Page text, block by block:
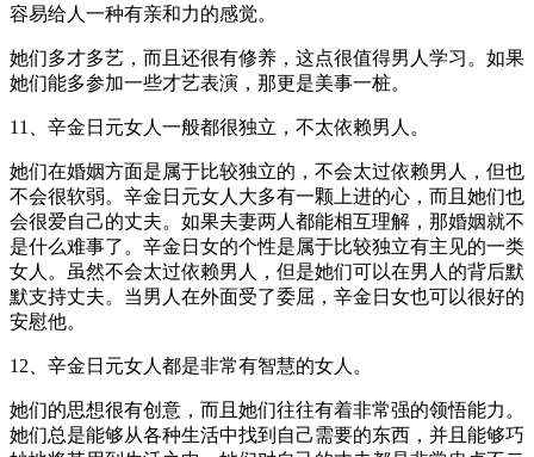
容易给人一种有亲和力的感觉。
她们多才多艺，而且还很有修养，这点很值得男人学习。如果
她们能多参加一些才艺表演，那更是美事一桩。
11、辛金日元女人一般都很独立，不太依赖男人。
她们在婚姻方面是属于比较独立的，不会太过依赖男人，但也
不会很软弱。辛金日元女人大多有一颗上进的心，而且她们也
会很爱自己的丈夫。如果夫妻两人都能相互理解，那婚姻就不
是什么难事了。辛金日女的个性是属于比较独立有主见的一类
女人。虽然不会太过依赖男人，但是她们可以在男人的背后默
默支持丈夫。当男人在外面受了委屈，辛金日女也可以很好的
安慰他。
12、辛金日元女人都是非常有智慧的女人。
她们的思想很有创意，而且她们往往有着非常强的领悟能力。
她们总是能够从各种生活中找到自己需要的东西，并且能够巧